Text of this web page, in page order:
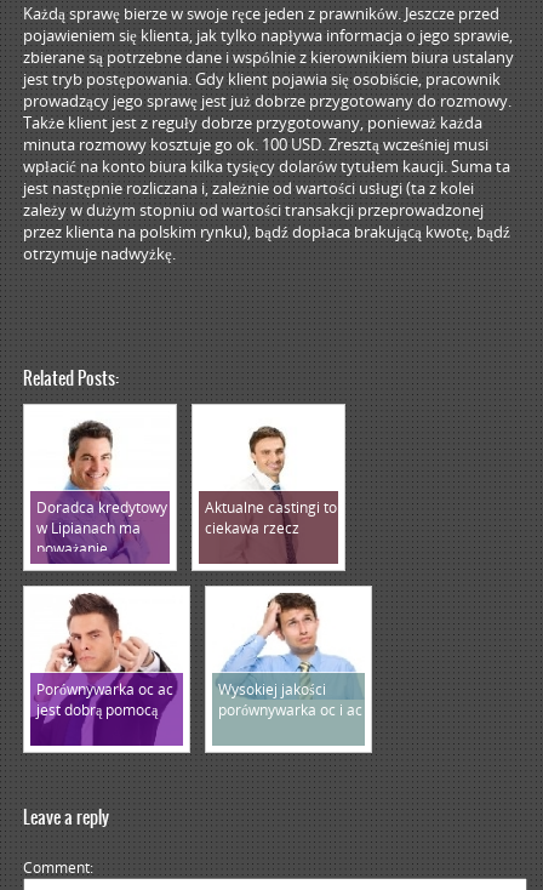
Każdą sprawę bierze w swoje ręce jeden z prawników. Jeszcze przed
pojawieniem się klienta, jak tylko napływa informacja o jego sprawie,
zbierane są potrzebne dane i wspólnie z kierownikiem biura ustalany
jest tryb postępowania. Gdy klient pojawia się osobiście, pracownik
prowadzący jego sprawę jest już dobrze przygotowany do rozmowy.
Także klient jest z reguły dobrze przygotowany, ponieważ każda
minuta rozmowy kosztuje go ok. 100 USD. Zresztą wcześniej musi
wpłacić na konto biura kilka tysięcy dolarów tytułem kaucji. Suma ta
jest następnie rozliczana i, zależnie od wartości usługi (ta z kolei
zależy w dużym stopniu od wartości transakcji przeprowadzonej
przez klienta na polskim rynku), bądź dopłaca brakującą kwotę, bądź
otrzymuje nadwyżkę.
Related Posts:
Doradca kredytowy
w Lipianach ma
poważanie
Aktualne castingi to
ciekawa rzecz
Porównywarka oc ac
jest dobrą pomocą
Wysokiej jakości
porównywarka oc i ac
Leave a reply
Comment